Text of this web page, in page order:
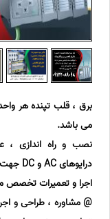
برق ، قلب تپنده هر
می باشد.
نصب و راه اندازی ،
درایوهای AC و DC جهت شرکتهای فولاد – سیمان - نفتی
اجرا و تعمیرات
@ مشاوره ، طراحی و